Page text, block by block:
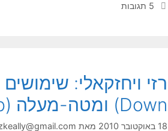
5 תגובות
Down) ומטה-מעלה (Bottom Up)
18 באוקטובר 2010 מאת